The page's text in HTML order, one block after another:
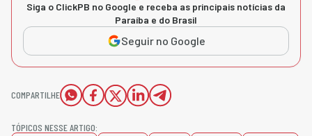
Siga o ClickPB no Google e receba as principais notícias da
Paraíba e do Brasil
Seguir no Google
COMPARTILHE
TÓPICOS NESSE ARTIGO: